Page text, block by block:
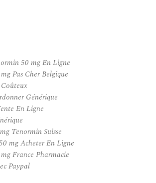
50 mg En Ligne
Pas Cher Belgique
Générique
En Ligne
Tenormin Suisse
mg Acheter En Ligne
France Pharmacie
Paypal